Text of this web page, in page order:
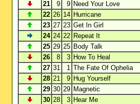
21
9 9 Need Your Love
22 26 14 Hurricane
23 27 23 Get In Girl
24 24 22 Repeat It
25 29 25 Body Talk
26
8 3 How To Heal
27 31 1 The Fate Of Ophelia
28 21 9 Hug Yourself
29 30 29 Magnetic
30 28 3 Hear Me